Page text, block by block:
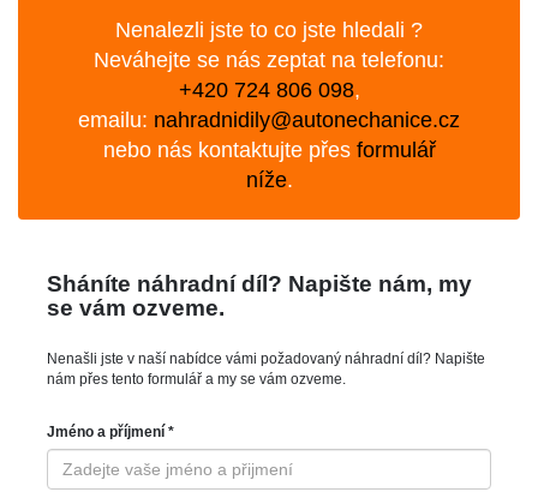
Nenalezli jste to co jste hledali ?
Neváhejte se nás zeptat na telefonu:
+420 724 806 098,
emailu: nahradnidily@autonechanice.cz
nebo nás kontaktujte přes formulář
níže.
Sháníte náhradní díl? Napište nám, my
se vám ozveme.
Nenašli jste v naší nabídce vámi požadovaný náhradní díl? Napište
nám přes tento formulář a my se vám ozveme.
Jméno a příjmení *